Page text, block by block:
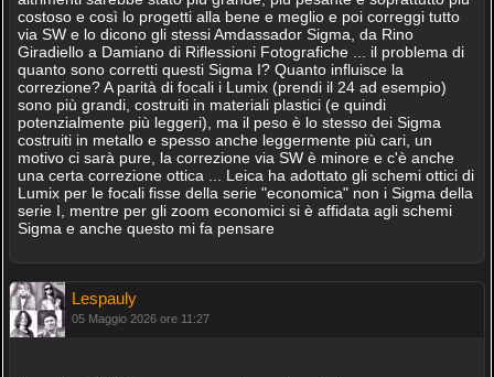
costoso e così lo progetti alla bene e meglio e poi correggi tutto
via SW e lo dicono gli stessi Amdassador Sigma, da Rino
Giradiello a Damiano di Riflessioni Fotografiche ... il problema di
quanto sono corretti questi Sigma I? Quanto influisce la
correzione? A parità di focali i Lumix (prendi il 24 ad esempio)
sono più grandi, costruiti in materiali plastici (e quindi
potenzialmente più leggeri), ma il peso è lo stesso dei Sigma
costruiti in metallo e spesso anche leggermente più cari, un
motivo ci sarà pure, la correzione via SW è minore e c'è anche
una certa correzione ottica ... Leica ha adottato gli schemi ottici di
Lumix per le focali fisse della serie "economica" non i Sigma della
serie I, mentre per gli zoom economici si è affidata agli schemi
Sigma e anche questo mi fa pensare
Lespauly
05 Maggio 2026 ore 11:27